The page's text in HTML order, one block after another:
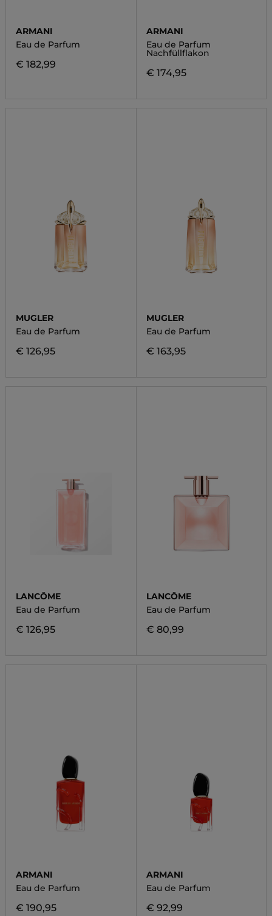
ARMANI
Eau de Parfum
€ 182,99
ARMANI
Eau de Parfum
Nachfüllflakon
€ 174,95
MUGLER
Eau de Parfum
€ 126,95
MUGLER
Eau de Parfum
€ 163,95
LANCÔME
Eau de Parfum
€ 126,95
LANCÔME
Eau de Parfum
€ 80,99
ARMANI
Eau de Parfum
€ 190,95
ARMANI
Eau de Parfum
€ 92,99